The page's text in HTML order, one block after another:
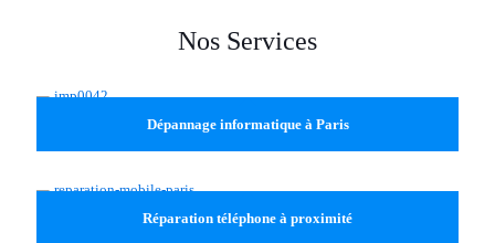
Nos Services
Dépannage informatique à Paris
Réparation téléphone à proximité